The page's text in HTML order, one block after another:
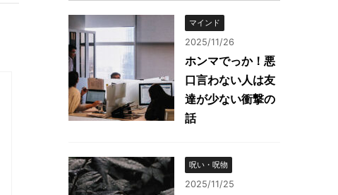
マインド
2025/11/26
ホンマでっか！悪
口言わない人は友
達が少ない衝撃の
話
呪い・呪物
2025/11/25